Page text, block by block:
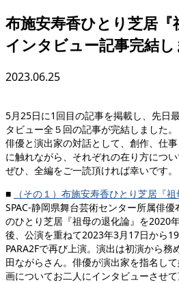
布施安寿香ひとり芝居『
インタビュー記事完結し
2023.06.25
5月25日に1回目の記事を掲載し、先日
タビュー全５回の記事が完結しました。
俳優と演出家の対話として、創作、仕
に触れながら、それぞれの在り方につい
ぜひ、全編をご一読頂ければ幸いです。
■
（その１）布施安寿香ひとり芝居『
SPAC-静岡県舞台芸術センター所属俳
のひとり芝居『祖母の退化論』を2020
後、公演を重ねて2023年3月17日から
PARA2Fで再び上演。演出は初演から
田ながらさん。俳優が演出家を指名し
画についてお二人にインタビューさせて